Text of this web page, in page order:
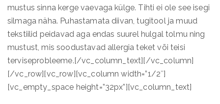
mustus sinna kerge vaevaga külge. Tihti ei ole see isegi
silmaga näha. Puhastamata diivan, tugitool ja muud
tekstiilid peidavad aga endas suurel hulgal tolmu ning
mustust, mis soodustavad allergia teket või teisi
terviseprobleeme.[/vc_column_text][/vc_column]
[/vc_row][vc_row][vc_column width=”1/2″]
[vc_empty_space height=”32px”][vc_column_text]